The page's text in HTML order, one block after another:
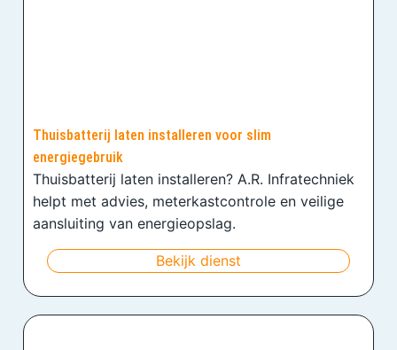
Thuisbatterij laten installeren voor slim
energiegebruik
Thuisbatterij laten installeren? A.R. Infratechniek
helpt met advies, meterkastcontrole en veilige
aansluiting van energieopslag.
Bekijk dienst